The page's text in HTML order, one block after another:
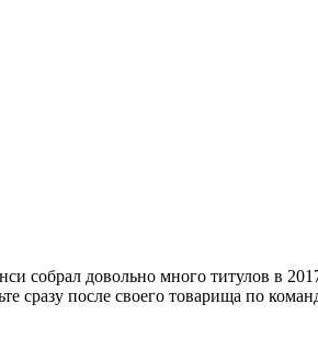
собрал довольно много титулов в
сразу после своего товарища по